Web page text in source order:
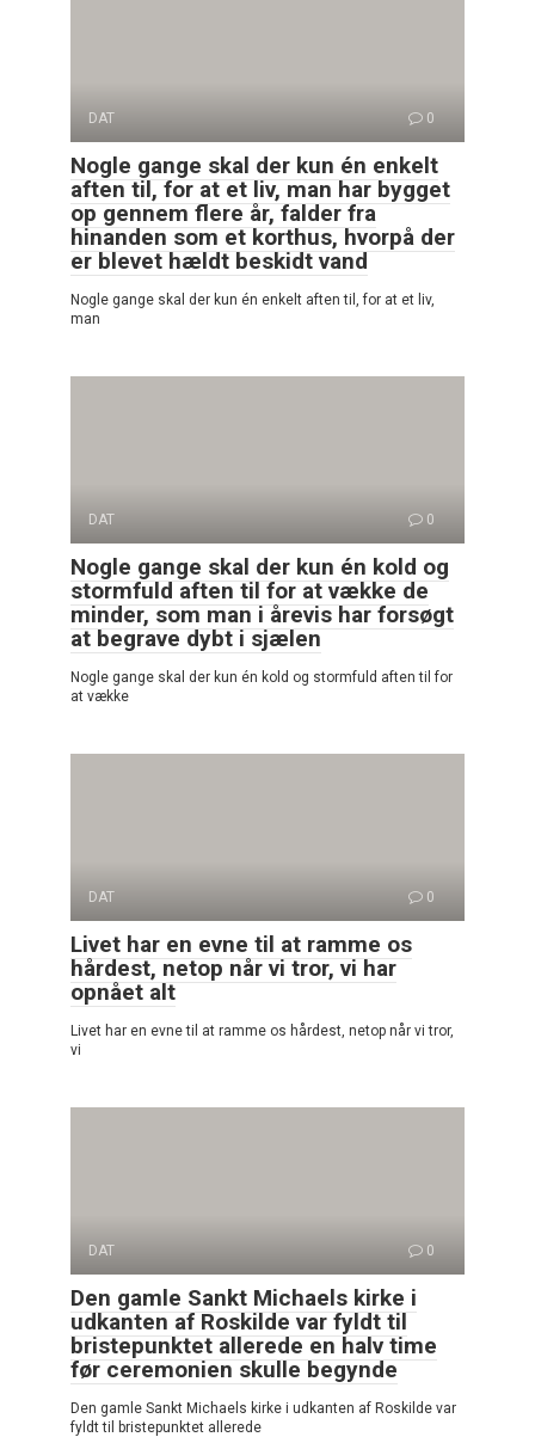
DAT 0
Nogle gange skal der kun én enkelt
aften til, for at et liv, man har bygget
op gennem flere år, falder fra
hinanden som et korthus, hvorpå der
er blevet hældt beskidt vand
Nogle gange skal der kun én enkelt aften til, for at et liv,
man
DAT 0
Nogle gange skal der kun én kold og
stormfuld aften til for at vække de
minder, som man i årevis har forsøgt
at begrave dybt i sjælen
Nogle gange skal der kun én kold og stormfuld aften til for
at vække
DAT 0
Livet har en evne til at ramme os
hårdest, netop når vi tror, vi har
opnået alt
Livet har en evne til at ramme os hårdest, netop når vi tror,
vi
DAT 0
Den gamle Sankt Michaels kirke i
udkanten af Roskilde var fyldt til
bristepunktet allerede en halv time
før ceremonien skulle begynde
Den gamle Sankt Michaels kirke i udkanten af Roskilde var
fyldt til bristepunktet allerede